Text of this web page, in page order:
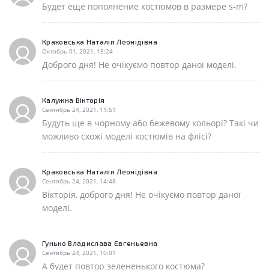
Будет ещё пополнение костюмов в размере s-m?
Краковська Наталія Леонідівна
Октябрь 01, 2021, 15:24
Доброго дня! Не очікуємо повтор даної моделі.
Калужна Вікторія
Сентябрь 24, 2021, 11:51
Будуть ще в чорному або бежевому кольорі? Такі чи
можливо схожі моделі костюмів на флісі?
Краковська Наталія Леонідівна
Сентябрь 24, 2021, 14:48
Вікторія, доброго дня! Не очікуємо повтор даної
моделі.
Гунько Владислава Евгеньевна
Сентябрь 24, 2021, 10:01
А будет повтор зелененького костюма?